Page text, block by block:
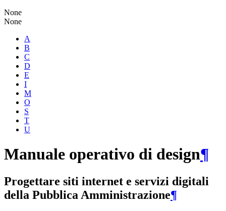
None
None
A
B
C
D
E
I
M
O
S
T
U
Manuale operativo di design¶
Progettare siti internet e servizi digitali
della Pubblica Amministrazione¶